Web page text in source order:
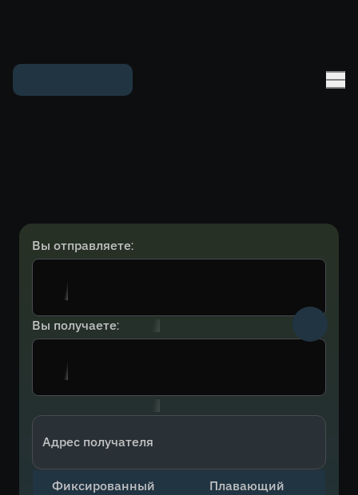
Вы отправляете:
Вы получаете:
Адрес получателя
Фиксированный Плавающий